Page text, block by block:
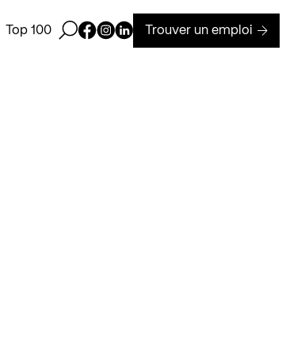
Top 100 Ouvrir la barre de recherche
Page Facebook de Kollectif
Page Instagram de Kollectif
Page Linkedin de Kollectif
Trouver un emploi